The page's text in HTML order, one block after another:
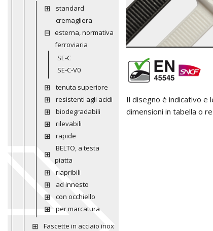
standard
cremagliera
esterna, normativa
ferroviaria
SE-C
SE-C-V0
tenuta superiore
resistenti agli acidi
biodegradabili
rilevabili
rapide
BELTO, a testa
piatta
riapribili
ad innesto
con occhiello
per marcatura
Fascette in acciaio inox
Il disegno è indicativo
dimensioni in tabella o